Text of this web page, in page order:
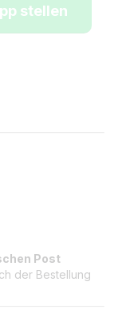
stellen
Post
der Bestellung